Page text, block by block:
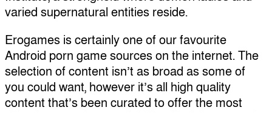
varied supernatural entities reside.
Erogames is certainly one of our favourite
Android porn game sources on the internet. The
selection of content isn’t as broad as some of
you could want, however it’s all high quality
content that’s been curated to offer the most